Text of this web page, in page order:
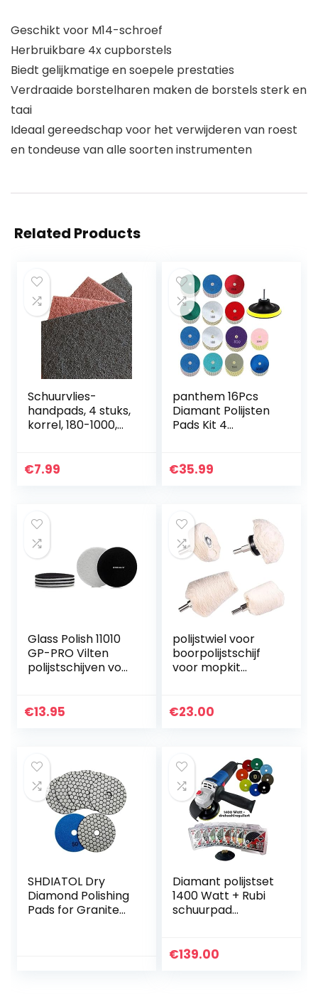
Geschikt voor M14-schroef
Herbruikbare 4x cupborstels
Biedt gelijkmatige en soepele prestaties
Verdraaide borstelharen maken de borstels sterk en
taai
Ideaal gereedschap voor het verwijderen van roest
en tondeuse van alle soorten instrumenten
Related Products
Schuurvlies-
handpads, 4 stuks,
korrel, 180-1000,
kunststof, roestvrij
€7.99
panthem 16Pcs
Diamant Polijsten
Pads Kit 4
Graniet Marmer
€35.99
Glass Polish 11010
GP-PRO Vilten
polijstschijven voor
metaal, marmer –
€13.95
polijstwiel voor
boorpolijstschijf
voor mopkit
polijstgereedscha
hout, kunststof,
keramiek, glas, enz
€23.00
SHDIATOL Dry
Diamond Polishing
Pads for Granite
Diamant polijstset
1400 Watt + Rubi
schuurpad
€139.00